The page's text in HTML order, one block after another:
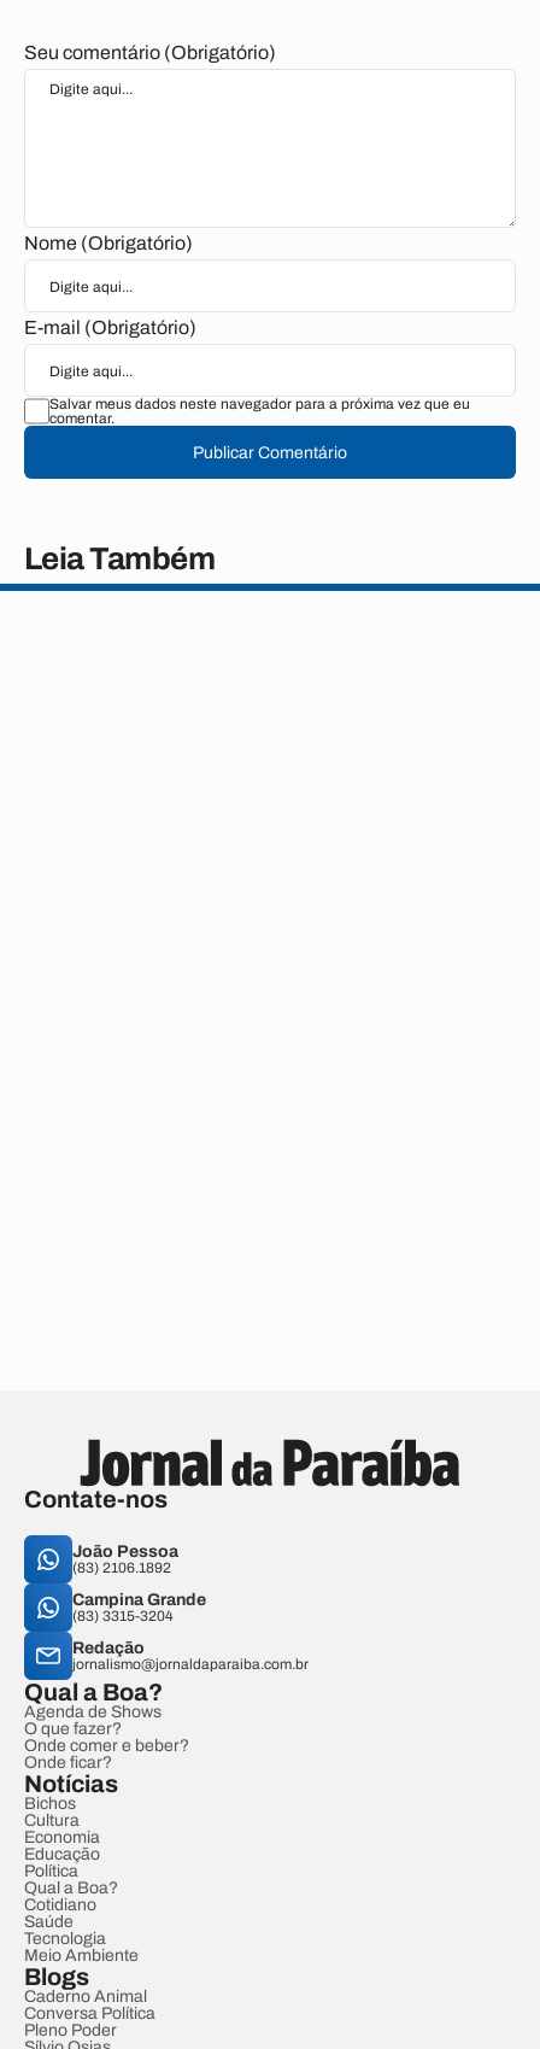
Seu comentário (Obrigatório)
Nome (Obrigatório)
E-mail (Obrigatório)
Salvar meus dados neste navegador para a próxima vez que eu
comentar.
Publicar Comentário
Leia Também
Contate-nos
João Pessoa
(83) 2106.1892
Campina Grande
(83) 3315-3204
Redação
jornalismo@jornaldaparaiba.com.br
Qual a Boa?
Agenda de Shows
O que fazer?
Onde comer e beber?
Onde ficar?
Notícias
Bichos
Cultura
Economia
Educação
Política
Qual a Boa?
Cotidiano
Saúde
Tecnologia
Meio Ambiente
Blogs
Caderno Animal
Conversa Política
Pleno Poder